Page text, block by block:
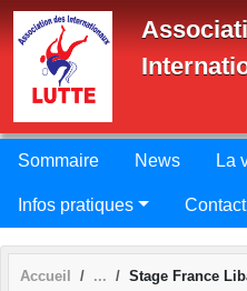
Sommaire News La
Infos pratiques
Accueil Stage France
Panneau de gestion des